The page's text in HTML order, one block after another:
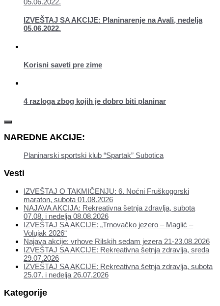
IZVEŠTAJ SA AKCIJE: Planinarenje na Avali, nedelja
05.06.2022.
Korisni saveti pre zime
4 razloga zbog kojih je dobro biti planinar
NAREDNE AKCIJE:
Planinarski sportski klub “Spartak” Subotica
Vesti
IZVEŠTAJ O TAKMIČENJU: 6. Noćni Fruškogorski
maraton, subota 01.08.2026
NAJAVA AKCIJA: Rekreativna šetnja zdravlja, subota
07.08. i nedelja 08.08.2026
IZVEŠTAJ SA AKCIJE: „Trnovačko jezero – Maglić –
Volujak 2026“
Najava akcije: vrhove Rilskih sedam jezera 21-23.08.2026
IZVEŠTAJ SA AKCIJE: Rekreativna šetnja zdravlja, sreda
29.07.2026
IZVEŠTAJ SA AKCIJE: Rekreativna šetnja zdravlja, subota
25.07. i nedelja 26.07.2026
Kategorije